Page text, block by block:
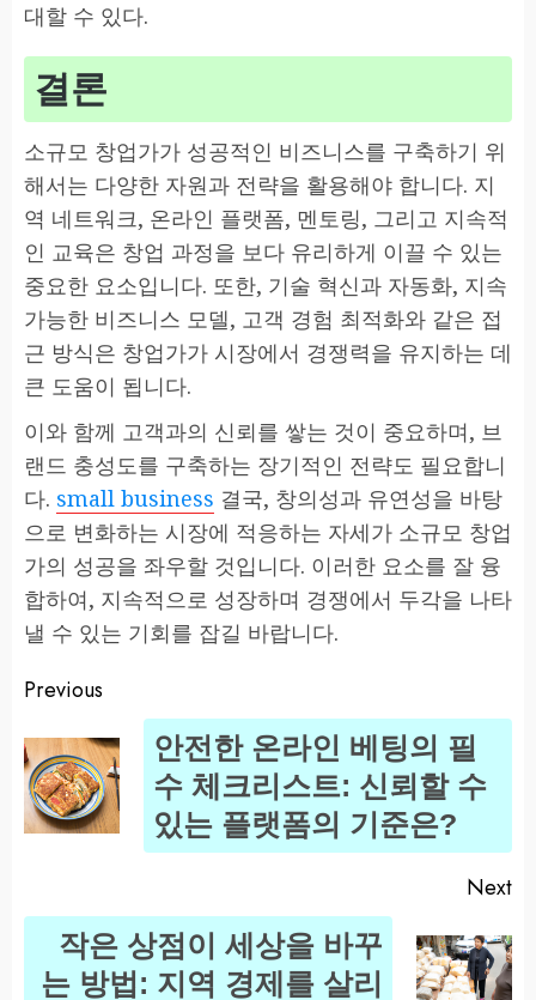
대할 수 있다.
결론
소규모 창업가가 성공적인 비즈니스를 구축하기 위
해서는 다양한 자원과 전략을 활용해야 합니다. 지
역 네트워크, 온라인 플랫폼, 멘토링, 그리고 지속적
인 교육은 창업 과정을 보다 유리하게 이끌 수 있는
중요한 요소입니다. 또한, 기술 혁신과 자동화, 지속
가능한 비즈니스 모델, 고객 경험 최적화와 같은 접
근 방식은 창업가가 시장에서 경쟁력을 유지하는 데
큰 도움이 됩니다.
이와 함께 고객과의 신뢰를 쌓는 것이 중요하며, 브
랜드 충성도를 구축하는 장기적인 전략도 필요합니
다. small business 결국, 창의성과 유연성을 바탕
으로 변화하는 시장에 적응하는 자세가 소규모 창업
가의 성공을 좌우할 것입니다. 이러한 요소를 잘 융
합하여, 지속적으로 성장하며 경쟁에서 두각을 나타
낼 수 있는 기회를 잡길 바랍니다.
Post
navigation
Previous
안전한 온라인 베팅의 필
수 체크리스트: 신뢰할 수
있는 플랫폼의 기준은?
Next
Next
작은 상점이 세상을 바꾸
는 방법: 지역 경제를 살리